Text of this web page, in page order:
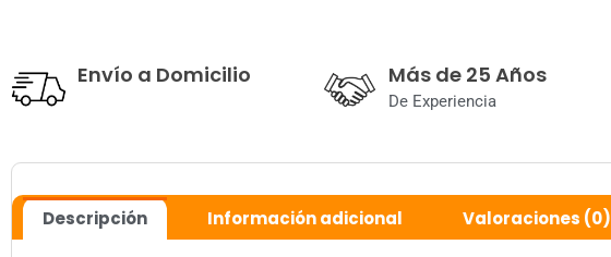
Envío a Domicilio Más de 25 Años
De Experiencia
Descripción Información adicional Valoraciones (0)